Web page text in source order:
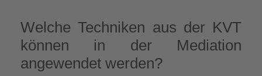
Welche Techniken aus der KVT
können in der Mediation
angewendet werden?